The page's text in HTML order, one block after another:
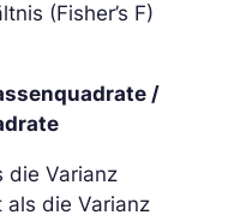
(Fisher’s F)
/
die Varianz
als die Varianz